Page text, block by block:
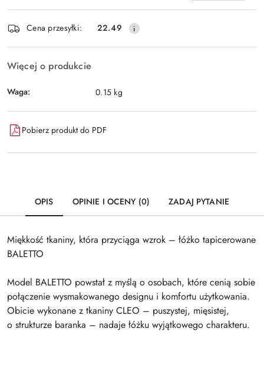
Wyślij
Dostępność
i
dostawa
Cena przesyłki: 22.49
Więcej o produkcie
Waga: 0.15 kg
Pobierz produkt do PDF
OPIS OPINIE I OCENY (0) ZADAJ PYTANIE
Miękkość tkaniny, która przyciąga wzrok – łóżko tapicerowane
BALETTO
Model BALETTO powstał z myślą o osobach, które cenią sobie
połączenie wysmakowanego designu i komfortu użytkowania.
Obicie wykonane z tkaniny CLEO – puszystej, mięsistej,
o strukturze baranka – nadaje łóżku wyjątkowego charakteru.